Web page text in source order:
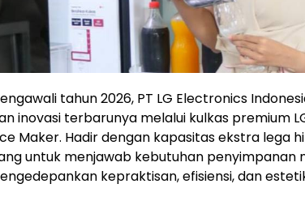
tahun 2026, PT LG Electronics
inovasi terbarunya melalui kulkas premium
Maker. Hadir dengan kapasitas ekstra lega
untuk menjawab kebutuhan penyimpanan
kepraktisan, efisiensi, dan